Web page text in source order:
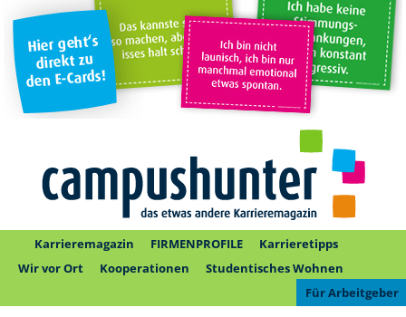
Karrieremagazin FIRMENPROFILE
Karrieretipps
Wir vor Ort
Kooperationen
Studentisches Wohnen
Für Arbeitgeber